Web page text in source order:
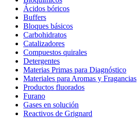
Ácidos bóricos
Buffers
Bloques básicos
Carbohidratos
Catalizadores
Compuestos quirales
Detergentes
Materias Primas para Diagnóstico
Materiales para Aromas y Fragancias
Productos fluorados
Furano
Gases en solución
Reactivos de Grignard